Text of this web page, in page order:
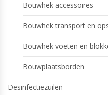
Bouwhek accessoires
Bouwhek transport en
Bouwhek voeten en
Bouwplaatsborden
Desinfectiezuilen